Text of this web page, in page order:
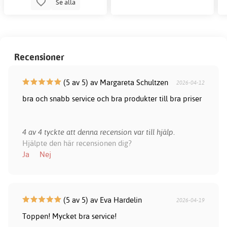
Se alla
Recensioner
(5 av 5) av Margareta Schultzen 2026-04-12
bra och snabb service och bra produkter till bra priser
4 av 4 tyckte att denna recension var till hjälp.
Hjälpte den här recensionen dig?
Ja
Nej
(5 av 5) av Eva Hardelin 2026-04-19
Toppen! Mycket bra service!